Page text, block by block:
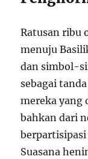
Ratusan ribu
menuju
dan simbol-
sebagai
mereka yang
bahkan dari
Suasana